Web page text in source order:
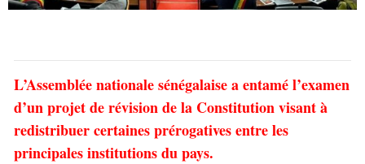
L’Assemblée nationale sénégalaise a entamé l’examen
d’un projet de révision de la Constitution visant à
redistribuer certaines prérogatives entre les
principales institutions du pays.